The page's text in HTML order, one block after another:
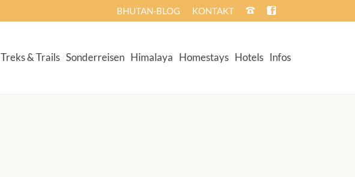
BHUTAN-BLOG KONTAKT
Treks & Trails Sonderreisen Himalaya Homestays Hotels Infos